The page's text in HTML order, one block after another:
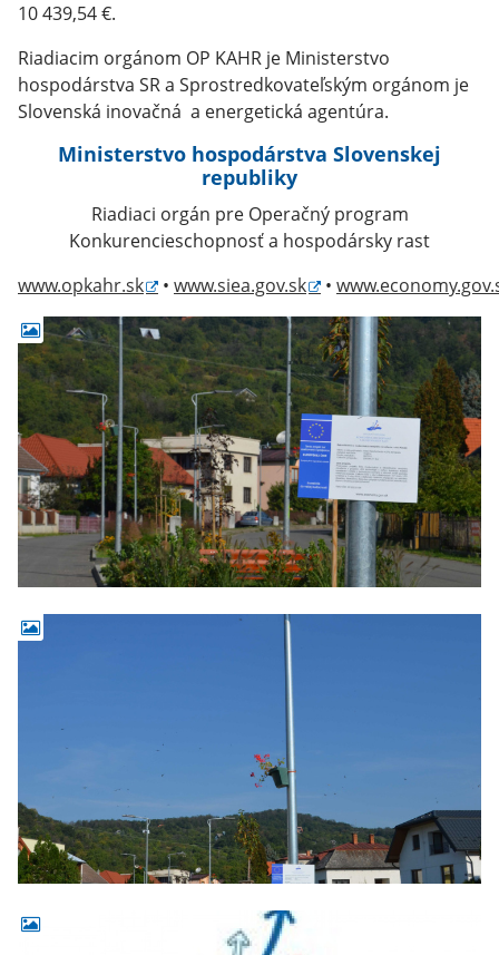
10 439,54 €.
Riadiacim orgánom OP KAHR je Ministerstvo
hospodárstva SR a Sprostredkovateľským orgánom je
Slovenská inovačná a energetická agentúra.
Ministerstvo hospodárstva Slovenskej
republiky
Riadiaci orgán pre Operačný program
Konkurencieschopnosť a hospodársky rast
www.opkahr.sk
• www.siea.gov.sk •